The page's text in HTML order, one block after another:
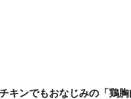
キンでもおなじみの「鶏